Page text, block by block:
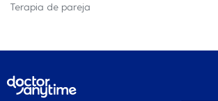
Terapia de pareja